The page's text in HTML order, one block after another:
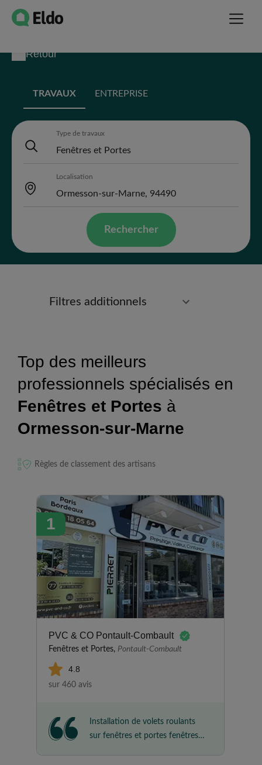
Retour
TRAVAUX ENTREPRISE
Type de travaux
Localisation
Rechercher
Filtres additionnels
Top des meilleurs
professionnels spécialisés en
Fenêtres et Portes à
Ormesson-sur-Marne
Règles de classement des artisans
1
PVC & CO Pontault-Combault
Fenêtres et Portes, Pontault-Combault
4.8
sur 460 avis
Installation de volets roulants
sur fenêtres et portes fenêtres